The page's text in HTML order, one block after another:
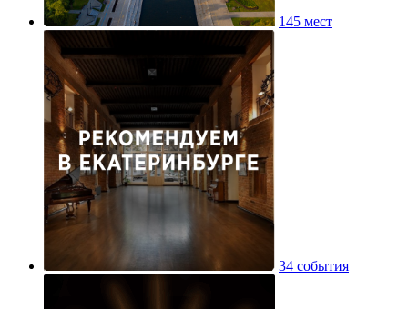
145 мест
34 события